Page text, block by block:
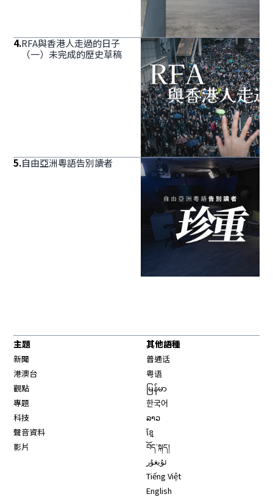
4.RFA與香港人走過的日子
（一）未完成的歷史草稿
5.自由亞洲粵語告別讀者
主題
新聞
港澳台
觀點
專題
科技
聲音資料
影片
其他語種
普通话
粤语
မြန်မာ
한국어
ລາວ
ខ្មែ
བོད་སྐད།
ئۇيغۇر
Tiếng Việt
English